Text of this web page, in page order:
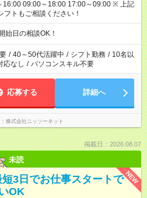
09:00～18:00 17:00～09:00 ※ 上記
トもご相談ください！
日の相談OK！
/ 40～50代活躍中 / シフト勤務 / 10名以
応なし / パソコンスキル不要
応募する 詳細へ
株式会社ニッソーネット
掲載日：2026.08.07
未読
NEW
3日でお仕事スタートで
OK